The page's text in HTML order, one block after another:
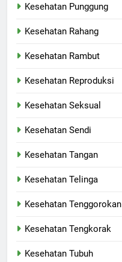
Kesehatan Punggung
Kesehatan Rahang
Kesehatan Rambut
Kesehatan Reproduksi
Kesehatan Seksual
Kesehatan Sendi
Kesehatan Tangan
Kesehatan Telinga
Kesehatan Tenggorokan
Kesehatan Tengkorak
Kesehatan Tubuh